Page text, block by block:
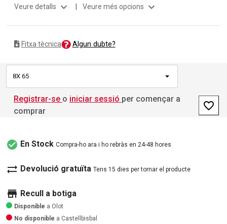
Veure detalls expand_more | Veure més opcions expand_more
Fitxa tècnica Algun dubte?
8X 65
Registrar-se o iniciar sessió per començar a
comprar
favorite_border
check_circle En Stock Compra-ho ara i ho rebràs en 24-48 hores
sync_alt Devolució gratuïta Tens 15 dies per tornar el producte
store Recull a botiga
Disponible a Olot
No disponible a Castellbisbal